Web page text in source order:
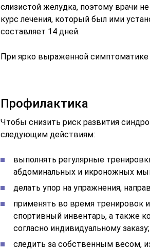
слизистой желудка, поэтому врачи
курс лечения, который был ими
составляет 14 дней.
При ярко выраженной симптоматике
Профилактика
Чтобы снизить риск развития
следующим действиям:
выполнять регулярные
абдоминальных и икроножных
делать упор на упражнения,
применять во время тренировок
спортивный инвентарь, а также
согласно индивидуальному заказу;
следить за собственным весом,